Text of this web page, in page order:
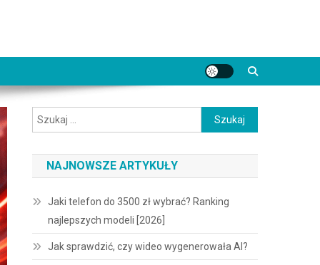
Szukaj:
NAJNOWSZE ARTYKUŁY
Jaki telefon do 3500 zł wybrać? Ranking
najlepszych modeli [2026]
Jak sprawdzić, czy wideo wygenerowała AI?